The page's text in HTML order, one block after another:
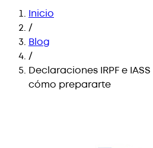
Inicio
/
Blog
/
Declaraciones IRPF e
cómo prepararte